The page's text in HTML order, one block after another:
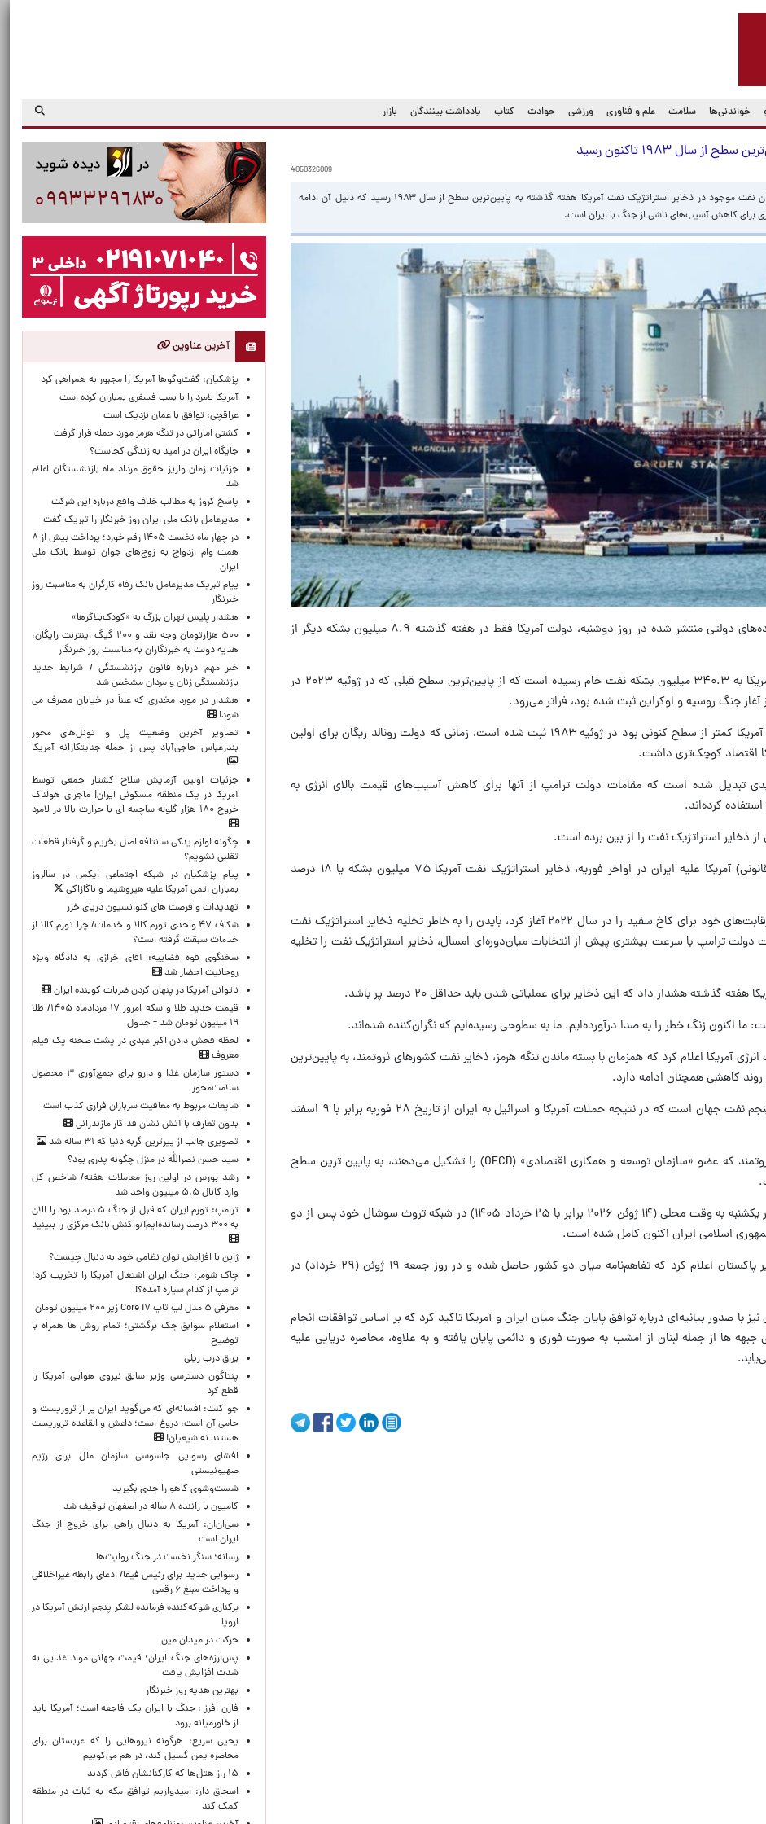
خواندنی‌ها سلامت علم و فناوری ورزشی حوادث کتاب یادداشت بینندگان بازار
سال ۱۹۸۳ تاکنون رسید
4050326009
بر اساس گزارش رسانه های آمریکایی،‌ میزان نفت موجود در ذخایر استراتژیک نفت آمریکا هفته گذشته به پایین‌ترین سطح از سال ۱۹۸۳ رسید که دلیل آن ادامه
برای کاهش آسیب‌های ناشی از جنگ با ایران است.
به گزارش ایرنا از سی ان ان،‌ طبق داده‌های دولتی منتشر شده در روز دوشنبه، دولت آمریکا فقط در هفته گذشته ۸.۹ میلیون بشکه دیگر از
با این حساب، ذخایر اضطراری نفت آمریکا به ۳۴۰.۳ میلیون بشکه نفت خام رسیده است که از پایین‌ترین سطح قبلی که در ژوئیه ۲۰۲۳ در
جنگ روسیه و اوکراین ثبت شده بود، فراتر می‌رود.
آخرین باری که ذخایر استراتژیک نفت آمریکا کمتر از سطح کنونی بود در ژوئیه ۱۹۸۳ ثبت شده است، زمانی که دولت رونالد ریگان برای اولین
اقتصاد کوچک‌تری داشت.
تبدیل شده است که مقامات دولت ترامپ از آنها برای کاهش آسیب‌های قیمت بالای انرژی به
کرده‌اند.
ذخایر استراتژیک نفت را از بین برده است.
از زمان آغاز جنگ (تجاوزکارانه و غیرقانونی) آمریکا علیه ایران در اواخر فوریه، ذخایر استراتژیک نفت آمریکا ۷۵ میلیون بشکه یا ۱۸ درصد
زمانی که دونالد ترامپ سومین دوره رقابت‌های خود برای کاخ سفید را در سال ۲۰۲۲ آغاز کرد، بایدن را به خاطر تخلیه ذخایر استراتژیک نفت
دولت ترامپ با سرعت بیشتری پیش از انتخابات میان‌دوره‌ای امسال، ذخایر استراتژیک نفت را تخلیه
گذشته هشدار داد که این ذخایر برای عملیاتی شدن باید حداقل ۲۰ درصد پر باشد.
ما اکنون زنگ خطر را به صدا درآورده‌ایم. ما به سطوحی رسیده‌ایم که نگران‌کننده شده‌اند.
آمریکا اعلام کرد که همزمان با بسته ماندن تنگه هرمز، ذخایر نفت کشورهای ثروتمند، به پایین‌ترین
تنگه استراتژیک هرمز محل عبور یک پنجم نفت جهان است که در نتیجه حملات آمریکا و اسرائیل به ایران از تاریخ ۲۸ فوریه برابر با ۹ اسفند
در نتیجه ذخایر نفت در ۳۸ کشور ثروتمند که عضو «سازمان توسعه و همکاری اقتصادی» (OECD) را تشکیل می‌دهند، به پایین ترین سطح
دونالد ترامپ رئیس جمهور آمریکا عصر یکشنبه به وقت محلی (۱۴ ژوئن ۲۰۲۶ برابر با ۲۵ خرداد ۱۴۰۵) در شبکه تروث سوشال خود پس از دو
اسلامی ایران اکنون کامل شده است.
پیش از این، شهباز شریف نخست‌وزیر پاکستان اعلام کرد که تفاهم‌نامه میان دو کشور حاصل شده و در روز جمعه ۱۹ ژوئن (۲۹ خرداد) در
با صدور بیانیه‌ای درباره توافق پایان جنگ میان ایران و آمریکا تاکید کرد که بر اساس توافقات انجام
ها از جمله لبنان از امشب به صورت فوری و دائمی پایان یافته و به علاوه، محاصره دریایی علیه
آخرین عناوین
پزشکیان: گفت‌وگوها آمریکا را مجبور به همراهی کرد
آمریکا لامرد را با بمب فسفری بمباران کرده است
عراقچی: توافق با عمان نزدیک است
کشتی اماراتی در تنگه هرمز مورد حمله قرار گرفت
جایگاه ایران در امید به زندگی کجاست؟
جزئیات زمان واریز حقوق مرداد ماه بازنشستگان اعلام
شد
پاسخ کروز به مطالب خلاف واقع درباره این شرکت
مدیرعامل بانک ملی ایران روز خبرنگار را تبریک گفت
در چهار ماه نخست ۱۴۰۵ رقم خورد؛ پرداخت بیش از ۸
همت وام ازدواج به زوج‌های جوان توسط بانک ملی
ایران
پیام تبریک مدیرعامل بانک رفاه کارگران به مناسبت روز
خبرنگار
هشدار پلیس تهران بزرگ به «کودک‌بلاگرها»
۵۰۰ هزارتومان وجه نقد و ۲۰۰ گیگ اینترنت رایگان،
هدیه دولت به خبرنگاران به مناسبت روز خبرنگار
خبر مهم درباره قانون بازنشستگی / شرایط جدید
بازنشستگی زنان و مردان مشخص شد
هشدار در مورد مخدری که علناً در خیابان مصرف می
شود!
تصاویر آخرین وضعیت پل و تونل‌های محور
بندرعباس–حاجی‌آباد پس از حمله جنایتکارانه آمریکا
جزئیات اولین آزمایش سلاح کشتار جمعی توسط
آمریکا در یک منطقه مسکونی ایران| ماجرای هولناک
خروج ۱۸۰ هزار گلوله ساچمه ای با حرارت بالا در لامرد
چگونه لوازم یدکی سانتافه اصل بخریم و گرفتار قطعات
تقلبی نشویم؟
پیام پزشکیان در شبکه اجتماعی ایکس در سالروز
بمباران اتمی آمریکا علیه هیروشیما و ناگازاکی
تهدیدات و فرصت های کنوانسیون دریای خزر
شکاف ۴۷ واحدی تورم کالا و خدمات/ چرا تورم کالا از
خدمات سبقت گرفته است؟
سخنگوی قوه قضاییه: آقای خرازی به دادگاه ویژه
روحانیت احضار شد
ناتوانی آمریکا در پنهان کردن ضربات کوبنده ایران
قیمت جدید طلا و سکه امروز ۱۷ مردادماه ۱۴۰۵/ طلا
۱۹ میلیون تومان شد + جدول
لحظه‌ فحش دادن اکبر عبدی در پشت صحنه یک فیلم
معروف
دستور سازمان غذا و دارو برای جمع‌آوری ۳ محصول
سلامت‌محور
شایعات مربوط به معافیت سربازان فراری کذب است
بدون تعارف با آتش نشان فداکار مازندرانی
تصویری جالب از پیرترین گربه دنیا که ۳۱ ساله شد
سید حسن نصرالله در منزل چگونه پدری بود؟
رشد بورس در اولین روز معاملات هفته/ شاخص کل
وارد کانال ۵.۵ میلیون واحد شد
ترامپ: تورم ایران که قبل از جنگ ۵ درصد بود را الان
به ۳۰۰ درصد رسانده‌ایم!/واکنش بانک مرکزی را ببینید
ژاپن با افزایش توان نظامی خود به دنبال چیست؟
چاک شومر: جنگ ایران اشتغال آمریکا را تخریب کرد؛
ترامپ از کدام سیاره آمده؟!
معرفی ۵ مدل لپ تاپ Core i۷ زیر ۲۰۰ میلیون تومان
استعلام سوابق چک برگشتی؛ تمام روش ها همراه با
توضیح
یراق درب ریلی
پنتاگون دسترسی وزیر سابق نیروی هوایی آمریکا را
قطع کرد
جو کنت: افسانه‌ای که می‌گوید ایران پر از تروریست و
حامی آن است، دروغ است؛ داعش و القاعده تروریست
هستند نه شیعیان!
افشای رسوایی جاسوسی سازمان ملل برای رژیم
صهیونیستی
شست‌وشوی کاهو را جدی بگیرید
کامیون با راننده ۸ ساله در اصفهان توقیف شد
سی‌ان‌ان: آمریکا به دنبال راهی برای خروج از جنگ
ایران است
رسانه؛ سنگر نخست در جنگ روایت‌ها
رسوایی جدید برای رئیس فیفا/ ادعای رابطه غیراخلاقی
و پرداخت مبلغ ۶ رقمی
برکناری شوکه‌کننده فرمانده لشکر پنجم ارتش آمریکا در
اروپا
حركت در ميدان مين
پس‌لرزه‌های جنگ ایران؛ قیمت جهانی مواد غذایی به
شدت افزایش یافت
بهترین هدیه روز خبرنگار
فارن افرز : جنگ با ایران یک فاجعه است؛ آمریکا باید
از خاورمیانه برود
یحیی سریع: هرگونه نیروهایی را که عربستان برای
محاصره یمن گسیل کند، در هم می‌کوبیم
۱۵ راز هتل‌ها که کارکنانشان فاش کردند
اسحاق دار: امیدواریم توافق مکه به ثبات در منطقه
کمک کند